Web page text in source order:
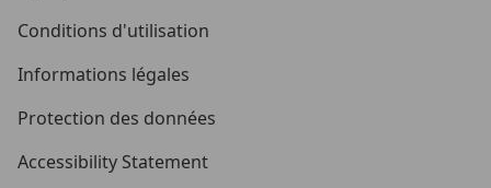
Conditions d'utilisation
Informations légales
Protection des données
Accessibility Statement